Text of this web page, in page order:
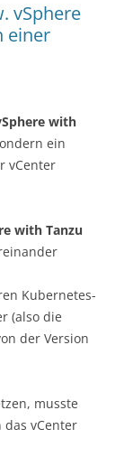
vSphere
einer
with
ein
vCenter
with Tanzu
Kubernetes-
(also die
der Version
musste
vCenter